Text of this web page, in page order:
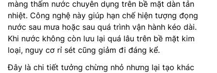
màng thấm nước chuyên dụng trên bề mặt dàn tản
nhiệt. Công nghệ này giúp hạn chế hiện tượng đọng
nước sau mưa hoặc sau quá trình vận hành kéo dài.
Khi nước không còn lưu lại quá lâu trên bề mặt kim
loại, nguy cơ rỉ sét cũng giảm đi đáng kể.
Đây là chi tiết tưởng chừng nhỏ nhưng lại tạo khác